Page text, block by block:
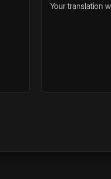
Your translation